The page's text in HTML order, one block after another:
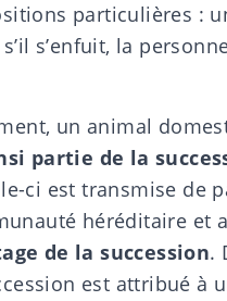
particulières :
s’enfuit, la
un animal
partie de la
ci est transmise de
héréditaire et
de la succession.
est attribué à